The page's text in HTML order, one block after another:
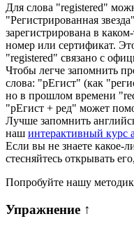
Для слова "registered"
"Регистрированная
зарегистрирована в
номер или сертификат.
"registered" связано с
Чтобы легче запомнить
слова: "рЕгист" (как
но в прошлом времени
"рЕгист + ред" может
Лучше запомнить
наш интерактивный курс
Если вы не знаете какое-
стесняйтесь открывать
Попробуйте нашу
Упражнение ↑